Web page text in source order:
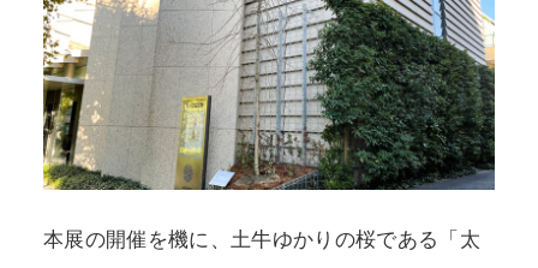
本展の開催を機に、土牛ゆかりの桜である「太